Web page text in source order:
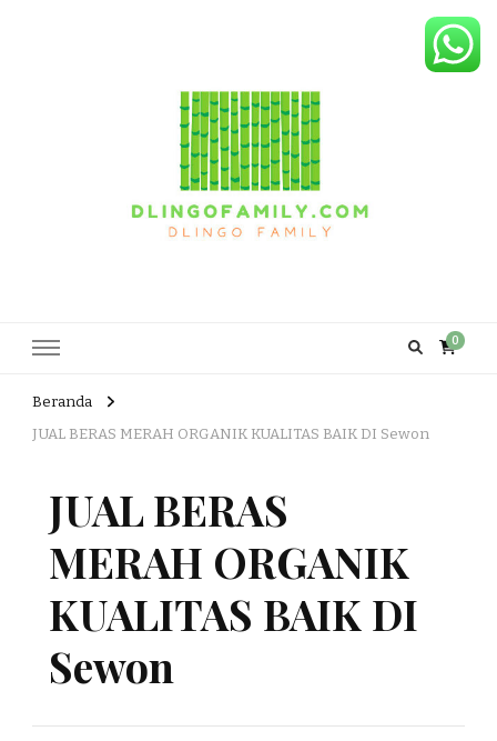
0
Beranda
JUAL BERAS MERAH ORGANIK KUALITAS BAIK DI Sewon
JUAL BERAS
MERAH ORGANIK
KUALITAS BAIK DI
Sewon